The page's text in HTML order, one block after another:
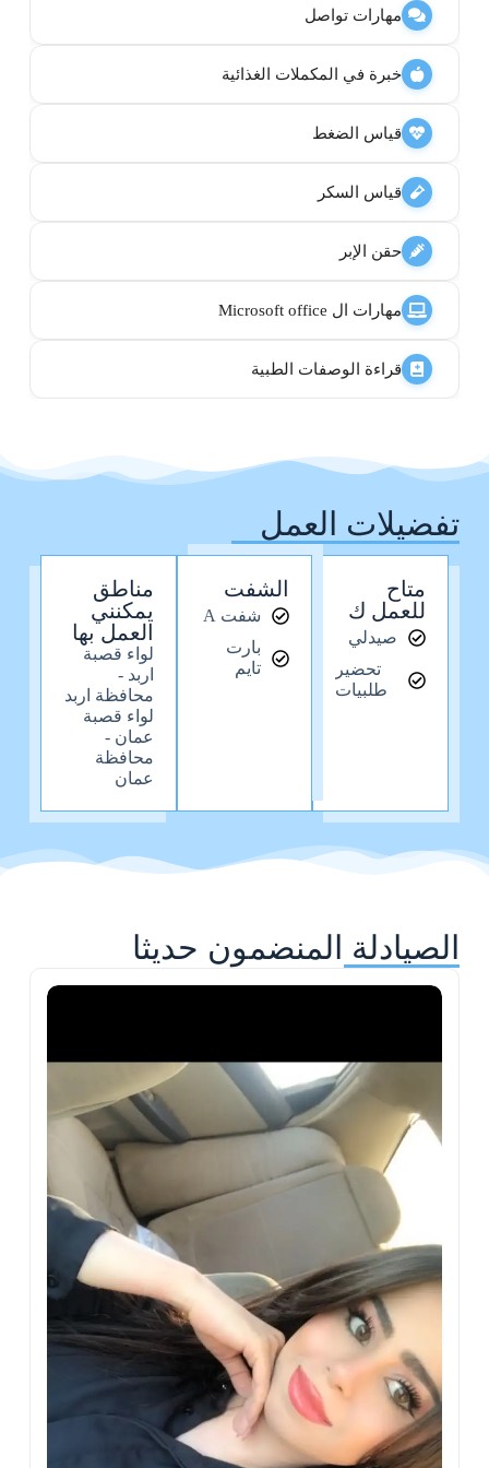
مهارات تواصل
خبرة في المكملات الغذائية
قياس الضغط
قياس السكر
حقن الإبر
مهارات ال Microsoft office
قراءة الوصفات الطبية
تفضيلات العمل
متاح
للعمل ك
صيدلي
تحضير
طلبيات
الشفت
شفت A
بارت
تايم
مناطق
يمكنني
العمل بها
لواء قصبة
اربد -
محافظة اربد
لواء قصبة
عمان -
محافظة
عمان
الصيادلة المنضمون حديثا